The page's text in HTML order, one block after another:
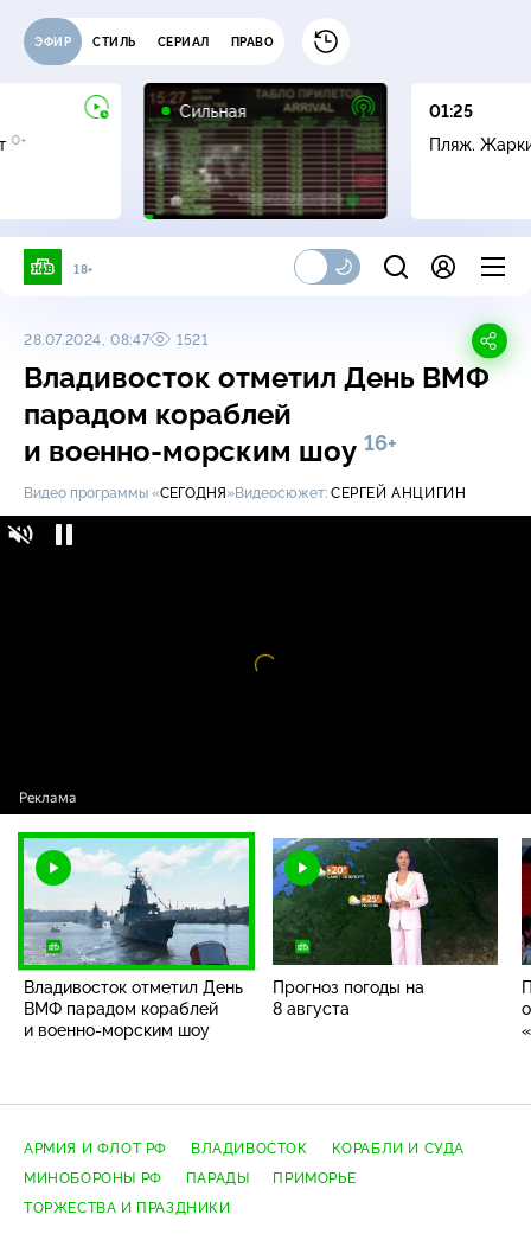
ЭФИР СТИЛЬ СЕРИАЛ ПРАВО
0+
Сильная
16+
01:25
Пляж.
18+
28.07.2024, 08:47 1521
Владивосток отметил День ВМФ
парадом кораблей
и военно-морским шоу 16+
Видео программы «СЕГОДНЯ»Видеосюжет: СЕРГЕЙ АНЦИГИН
Владивосток отметил День
ВМФ парадом кораблей
и военно-морским шоу
Прогноз погоды на
8 августа
АРМИЯ И ФЛОТ РФ ВЛАДИВОСТОК
КОРАБЛИ И СУДА
МИНОБОРОНЫ РФ
ПАРАДЫ
ПРИМОРЬЕ
ТОРЖЕСТВА И ПРАЗДНИКИ